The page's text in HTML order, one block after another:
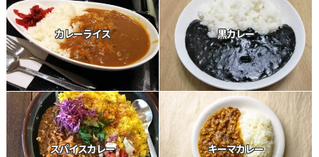
カレーライス 黒カレー
スパイスカレー キーマカレー